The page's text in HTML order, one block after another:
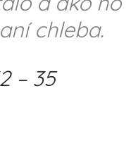
chleba.
– 35